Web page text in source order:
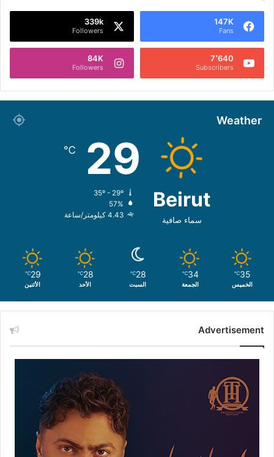
147K
Fans
339k
Followers
7٬640
Subscribers
84K
Followers
Weather
Beirut
سماء صافية
29
℃
57%
4.43 كيلومتر/ساعة
35
℃
الخميس
34
℃
الجمعة
28
℃
السبت
28
℃
الأحد
29
℃
الأثنين
Advertisement